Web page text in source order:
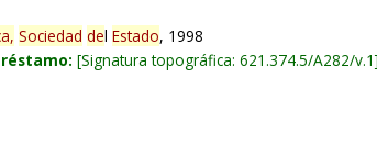
Sociedad delEstado, 1998
Signatura topográfica:621.374.5/A282/v.1